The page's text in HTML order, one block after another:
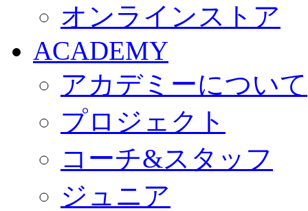
オンラインストア
ACADEMY
アカデミーについて
プロジェクト
コーチ&スタッフ
ジュニア